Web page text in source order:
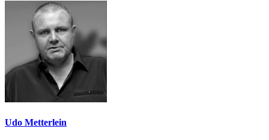
Udo Metterlein